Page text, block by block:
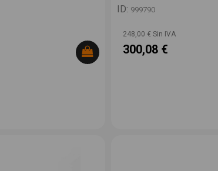
ID: 999790
248,00 € Sin IVA
300,08 €